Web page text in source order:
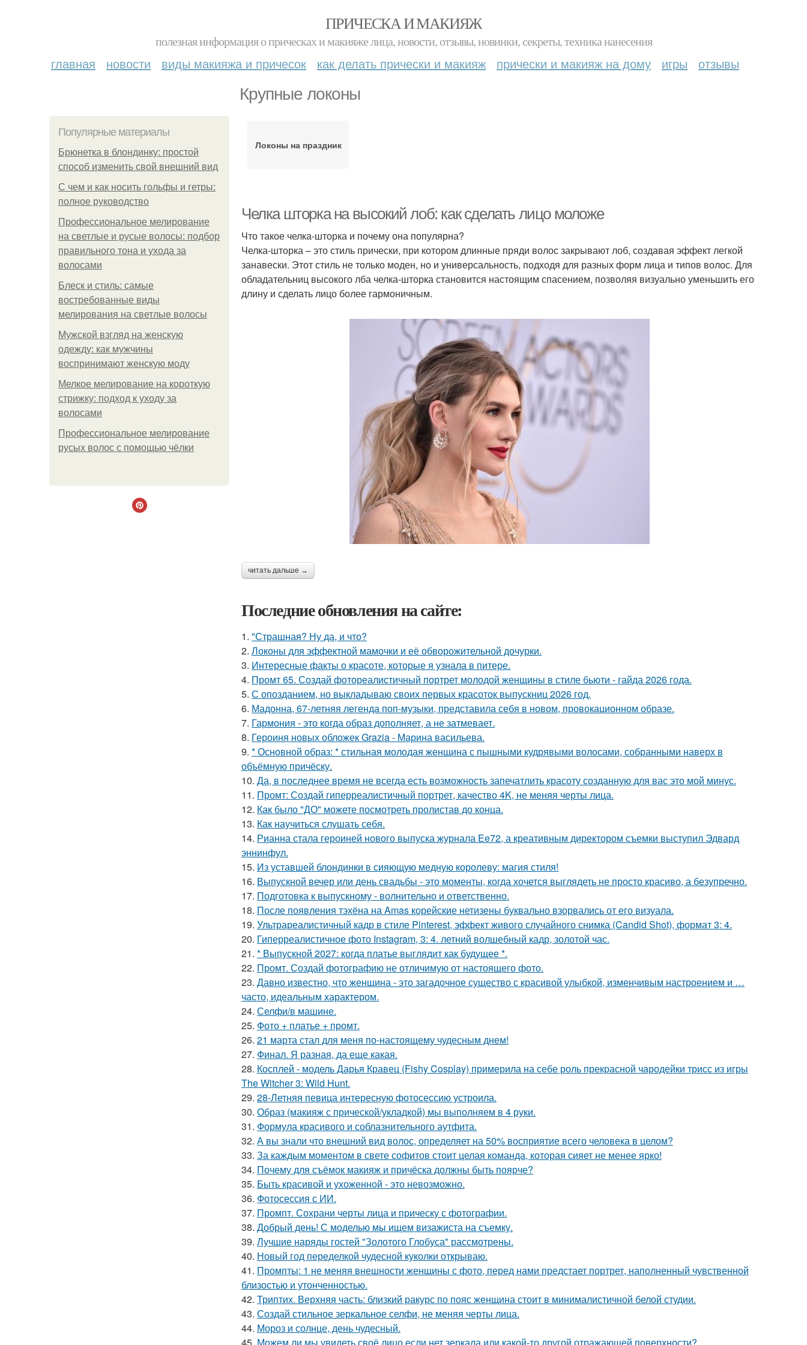
ПРИЧЕСКА И МАКИЯЖ
полезная информация о прическах и макияже лица, новости, отзывы, новинки, секреты, техника нанесения
главная новости виды макияжа и причесок как делать прически и макияж прически и макияж на дому игры отзывы
Крупные локоны
Популярные материалы
Брюнетка в блондинку: простой
способ изменить свой внешний вид
С чем и как носить гольфы и гетры:
полное руководство
Профессиональное мелирование
на светлые и русые волосы: подбор
правильного тона и ухода за
волосами
Блеск и стиль: самые
востребованные виды
мелирования на светлые волосы
Мужской взгляд на женскую
одежду: как мужчины
воспринимают женскую моду
Мелкое мелирование на короткую
стрижку: подход к уходу за
волосами
Профессиональное мелирование
русых волос с помощью чёлки
Локоны на праздник
Челка шторка на высокий лоб: как сделать лицо моложе
Что такое челка-шторка и почему она популярна?
Челка-шторка – это стиль прически, при котором длинные пряди волос закрывают лоб, создавая эффект легкой
занавески. Этот стиль не только моден, но и универсальность, подходя для разных форм лица и типов волос. Для
обладательниц высокого лба челка-шторка становится настоящим спасением, позволяя визуально уменьшить его
длину и сделать лицо более гармоничным.
читать дальше →
Последние обновления на сайте:
1. "Страшная? Ну да, и что?
2. Локоны для эффектной мамочки и её обворожительной дочурки.
3. Интересные факты о красоте, которые я узнала в питере.
4. Промт 65. Создай фотореалистичный портрет молодой женщины в стиле бьюти - гайда 2026 года.
5. С опозданием, но выкладываю своих первых красоток выпускниц 2026 год.
6. Мадонна, 67-летняя легенда поп-музыки, представила себя в новом, провокационном образе.
7. Гармония - это когда образ дополняет, а не затмевает.
8. Героиня новых обложек Grazia - Марина васильева.
9. * Основной образ: * стильная молодая женщина с пышными кудрявыми волосами, собранными наверх в
объёмную причёску.
10. Да, в последнее время не всегда есть возможность запечатлить красоту созданную для вас это мой минус.
11. Промт: Создай гиперреалистичный портрет, качество 4K, не меняя черты лица.
12. Как было "ДО" можете посмотреть пролистав до конца.
13. Как научиться слушать себя.
14. Рианна стала героиней нового выпуска журнала Ee72, а креативным директором съемки выступил Эдвард
эннинфул.
15. Из уставшей блондинки в сияющую медную королеву: магия стиля!
16. Выпускной вечер или день свадьбы - это моменты, когда хочется выглядеть не просто красиво, а безупречно.
17. Подготовка к выпускному - волнительно и ответственно.
18. После появления тэхёна на Amas корейские нетизены буквально взорвались от его визуала.
19. Ультрареалистичный кадр в стиле Pinterest, эффект живого случайного снимка (Candid Shot), формат 3: 4.
20. Гиперреалистичное фото Instagram, 3: 4. летний волшебный кадр, золотой час.
21. * Выпускной 2027: когда платье выглядит как будущее *.
22. Промт. Создай фотографию не отличимую от настоящего фото.
23. Давно известно, что женщина - это загадочное существо с красивой улыбкой, изменчивым настроением и …
часто, идеальным характером.
24. Селфи/в машине.
25. Фото + платье + промт.
26. 21 марта стал для меня по-настоящему чудесным днем!
27. Финал. Я разная, да еще какая.
28. Косплей - модель Дарья Кравец (Fishy Cosplay) примерила на себе роль прекрасной чародейки трисс из игры
The Witcher 3: Wild Hunt.
29. 28-Летняя певица интересную фотосессию устроила.
30. Образ (макияж с прической/укладкой) мы выполняем в 4 руки.
31. Формула красивого и соблазнительного аутфита.
32. А вы знали что внешний вид волос, определяет на 50% восприятие всего человека в целом?
33. За каждым моментом в свете софитов стоит целая команда, которая сияет не менее ярко!
34. Почему для съёмок макияж и причёска должны быть поярче?
35. Быть красивой и ухоженной - это невозможно.
36. Фотосессия с ИИ.
37. Промпт. Сохрани черты лица и прическу с фотографии.
38. Добрый день! С моделью мы ищем визажиста на съемку.
39. Лучшие наряды гостей "Золотого Глобуса" рассмотрены.
40. Новый год переделкой чудесной куколки открываю.
41. Промпты: 1 не меняя внешности женщины с фото, перед нами предстает портрет, наполненный чувственной
близостью и утонченностью.
42. Триптих. Верхняя часть: близкий ракурс по пояс женщина стоит в минималистичной белой студии.
43. Создай стильное зеркальное селфи, не меняя черты лица.
44. Мороз и солнце, день чудесный.